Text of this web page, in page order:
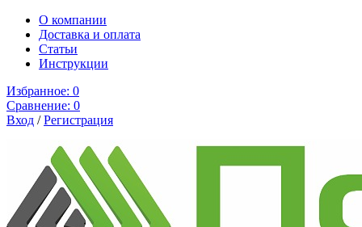
О компании
Доставка и оплата
Cтатьи
Инструкции
Избранное: 0
Сравнение: 0
Вход /Регистрация